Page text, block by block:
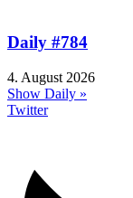
Daily #784
4. August 2026
Show Daily »
Twitter